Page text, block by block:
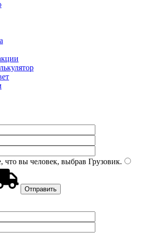
что вы человек, выбрав Грузовик.